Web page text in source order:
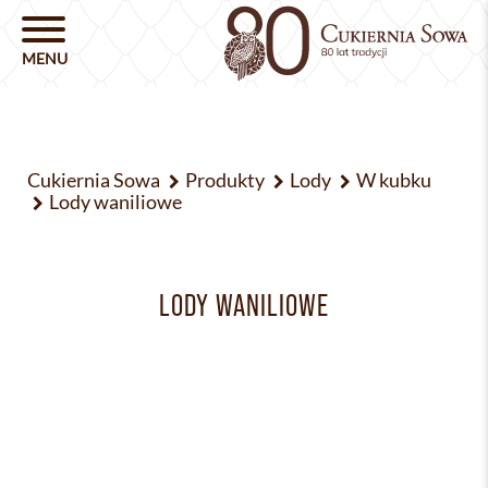
Cukiernia Sowa Produkty Lody
W kubku
Lody waniliowe
LODY WANILIOWE